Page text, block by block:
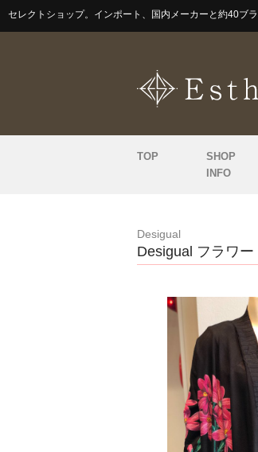
セレクトショップ。インポート、国内メーカーと約40ブ
TOP
SHOP
INFO
Desigual
Desigual フラワー